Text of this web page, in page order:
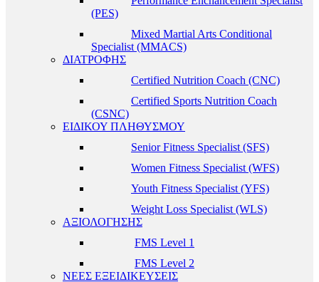
(PES)
Mixed Martial Arts Conditional
Specialist (MMACS)
ΔΙΑΤΡΟΦΗΣ
Certified Nutrition Coach (CNC)
Certified Sports Nutrition Coach
(CSNC)
ΕΙΔΙΚΟΥ ΠΛΗΘΥΣΜΟΥ
Senior Fitness Specialist (SFS)
Women Fitness Specialist (WFS)
Youth Fitness Specialist (YFS)
Weight Loss Specialist (WLS)
ΑΞΙΟΛΟΓΗΣΗΣ
FMS Level 1
FMS Level 2
ΝΕΕΣ ΕΞΕΙΔΙΚΕΥΣΕΙΣ